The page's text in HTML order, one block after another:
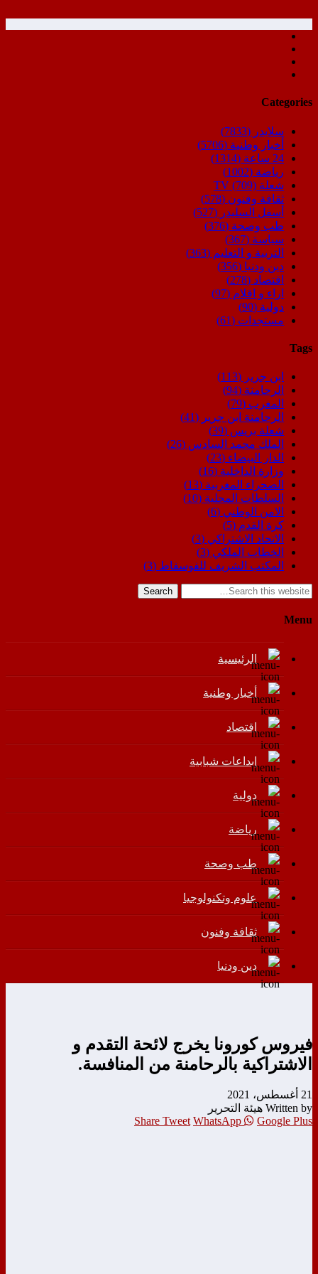
Categories
سلايدر (7833)
أخبار وطنية (5706)
24 ساعة
(1314)
رياضة (1002)
شعلة TV (709)
ثقافة وفنون (578)
أسفل السليدر (527)
طب وصحة (376)
سياسة (367)
التربية و التعليم (363)
دين ودنيا (356)
اقتصاد (278)
اراء و اقلام (97)
دولية (90)
مستجدات (61)
Tags
ابن جرير (113)
الرحامنة (94)
المغرب (79)
الرحامنة ابن جرير (41)
شعلة بريس (39)
الملك محمد السادس (26)
الدار البيضاء (23)
وزارة الداخلية (16)
الصحراء المغربية (13)
السلطات المحلية (10)
الامن الوطني (6)
كرة القدم (5)
الاتحاد الاشتراكي (3)
الخطاب الملكي (3)
المكتب الشريف للفوسفاط (3)
Search
Menu
الرئيسية
أخبار وطنية
اقتصاد
إبداعات شبابية
دولية
رياضة
طب وصحة
علوم وتكنولوجيا
ثقافة وفنون
دين ودنيا
فيروس كورونا يخرج لائحة التقدم و
الاشتراكية بالرحامنة من المنافسة.
21 أغسطس، 2021
Written by هيئة التحرير
Share Tweet WhatsApp Google Plus